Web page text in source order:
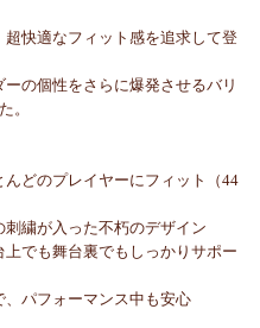
快適なフィット感を追求して登
の個性をさらに爆発させるバリ
。
んどのプレイヤーにフィット（44
刺繍が入った不朽のデザイン
上でも舞台裏でもしっかりサポー
、パフォーマンス中も安心